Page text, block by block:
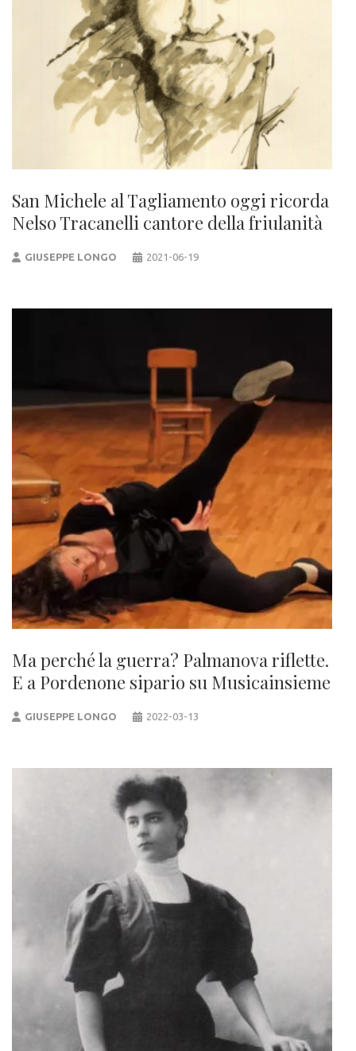
San Michele al Tagliamento oggi ricorda
Nelso Tracanelli cantore della friulanità
GIUSEPPE LONGO 2021-06-19
Ma perché la guerra? Palmanova riflette.
E a Pordenone sipario su Musicainsieme
GIUSEPPE LONGO 2022-03-13